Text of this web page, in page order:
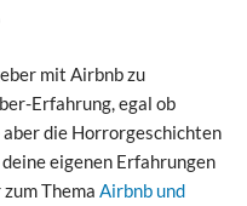
mit Airbnb zu
Erfahrung, egal ob
die Horrorgeschichten
eigenen Erfahrungen
Thema Airbnb und